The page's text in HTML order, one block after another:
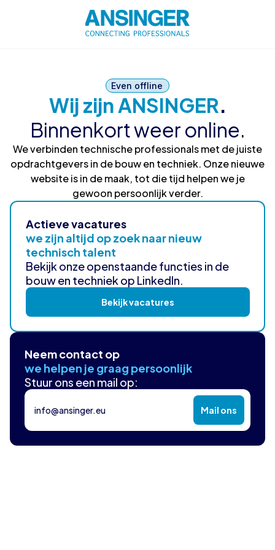
Even offline
Wij zijn ANSINGER.
Binnenkort weer online.
We verbinden technische professionals met de juiste
opdrachtgevers in de bouw en techniek. Onze nieuwe
website is in de maak, tot die tijd helpen we je
gewoon persoonlijk verder.
Actieve vacatures
we zijn altijd op zoek naar nieuw
technisch talent
Bekijk onze openstaande functies in de
bouw en techniek op LinkedIn.
Bekijk vacatures
Neem contact op
we helpen je graag persoonlijk
Stuur ons een mail op:
info@ansinger.eu Mail ons